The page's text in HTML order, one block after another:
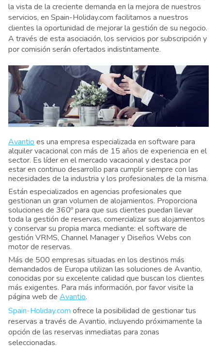
la vista de la creciente demanda en la mejora de nuestros
servicios, en Spain-Holiday.com facilitamos a nuestros
clientes la oportunidad de mejorar la gestión de su negocio.
A través de esta asociación, los servicios por subscripción y
por comisión serán ofertados indistintamente.
Avantio es una empresa especializada en software para
alquiler vacacional con más de 15 años de experiencia en el
sector. Es líder en el mercado vacacional y destaca por
estar en continuo desarrollo para cumplir siempre con las
necesidades de la industria y los profesionales de la misma.
Están especializados en agencias profesionales que
gestionan un gran volumen de alojamientos. Proporciona
soluciones de 360º para que sus clientes puedan llevar
toda la gestión de reservas, comercializar sus alojamientos
y conservar su propia marca mediante: el software de
gestión VRMS, Channel Manager y Diseños Webs con
motor de reservas.
Más de 500 empresas situadas en los destinos más
demandados de Europa utilizan las soluciones de Avantio,
conocidas por su excelente calidad que buscan los clientes
más exigentes. Para más información, por favor visite la
página web de Avantio.
Spain-Holiday.com ofrece la posibilidad de gestionar tus
reservas a través de Avantio, incluyendo próximamente la
opción de las reservas inmediatas para zonas
seleccionadas.